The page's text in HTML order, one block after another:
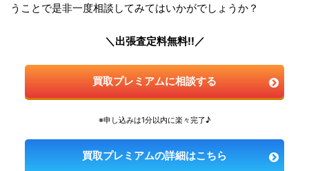
うことで是非一度相談してみてはいかがでしょうか？
＼出張査定料無料!!／
買取プレミアムに相談する
※申し込みは1分以内に楽々完了♪
買取プレミアムの詳細はこちら